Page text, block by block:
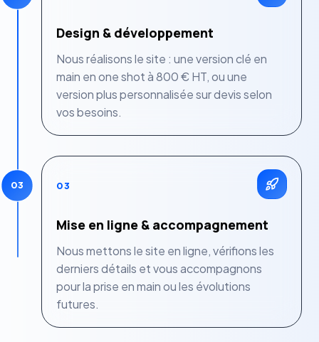
Design & développement
Nous réalisons le site : une version clé en
main en one shot à 800 € HT, ou une
version plus personnalisée sur devis selon
vos besoins.
03
Mise en ligne & accompagnement
Nous mettons le site en ligne, vérifions les
derniers détails et vous accompagnons
pour la prise en main ou les évolutions
futures.
03